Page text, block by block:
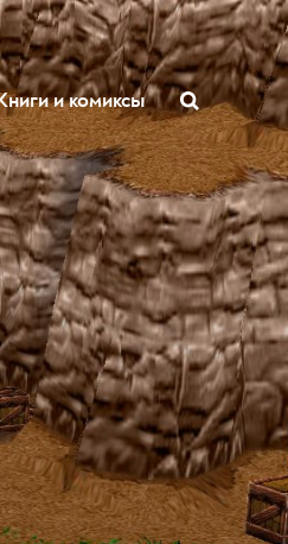
и комиксы